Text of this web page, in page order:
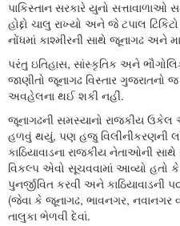
પાકિસ્તાન સરકારે યુનો
હોદ્દો ચાલુ રાખ્યો અને જે ટપાલ ટિકિટો
નોંધમાં કાશ્મીરની સાથે જૂનાગઢ અને
પરંતુ ઇતિહાસ, સાંસ્કૃતિક અને
જાણીતો જૂનાગઢ વિસ્તાર
અવહેલના થઈ શકી નહીં.
જૂનાગઢની સમસ્યાનો રાજકીય ઉકેલ
હળવું થયું, પણ હજુ વિલીનીકરણની
કાઠિયાવાડના રાજકીય નેતાઓની
વિકલ્પ એવો સૂચવવામાં આવ્યો હતો
પુનર્જીવિત કરવી અને કાઠિયાવાડની
(જેવા કે જૂનાગઢ, ભાવનગર, નવાનગર
તાલુકા ભેળવી દેવાં.